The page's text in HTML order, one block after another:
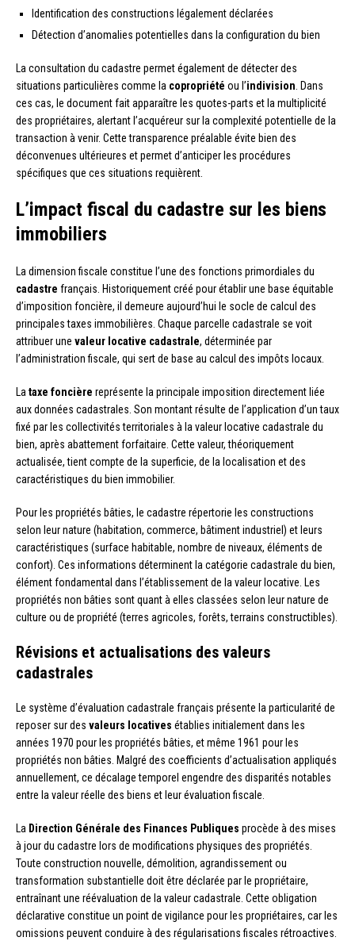
Identification des constructions légalement déclarées
Détection d’anomalies potentielles dans la configuration du bien
La consultation du cadastre permet également de détecter des
situations particulières comme la copropriété ou l’indivision. Dans
ces cas, le document fait apparaître les quotes-parts et la multiplicité
des propriétaires, alertant l’acquéreur sur la complexité potentielle de la
transaction à venir. Cette transparence préalable évite bien des
déconvenues ultérieures et permet d’anticiper les procédures
spécifiques que ces situations requièrent.
L’impact fiscal du cadastre sur les biens
immobiliers
La dimension fiscale constitue l’une des fonctions primordiales du
cadastre français. Historiquement créé pour établir une base équitable
d’imposition foncière, il demeure aujourd’hui le socle de calcul des
principales taxes immobilières. Chaque parcelle cadastrale se voit
attribuer une valeur locative cadastrale, déterminée par
l’administration fiscale, qui sert de base au calcul des impôts locaux.
Lataxe foncière représente la principale imposition directement liée
aux données cadastrales. Son montant résulte de l’application d’un taux
fixé par les collectivités territoriales à la valeur locative cadastrale du
bien, après abattement forfaitaire. Cette valeur, théoriquement
actualisée, tient compte de la superficie, de la localisation et des
caractéristiques du bien immobilier.
Pour les propriétés bâties, le cadastre répertorie les constructions
selon leur nature (habitation, commerce, bâtiment industriel) et leurs
caractéristiques (surface habitable, nombre de niveaux, éléments de
confort). Ces informations déterminent la catégorie cadastrale du bien,
élément fondamental dans l’établissement de la valeur locative. Les
propriétés non bâties sont quant à elles classées selon leur nature de
culture ou de propriété (terres agricoles, forêts, terrains constructibles).
Révisions et actualisations des valeurs
cadastrales
Le système d’évaluation cadastrale français présente la particularité de
reposer sur des valeurs locatives établies initialement dans les
années 1970 pour les propriétés bâties, et même 1961 pour les
propriétés non bâties. Malgré des coefficients d’actualisation appliqués
annuellement, ce décalage temporel engendre des disparités notables
entre la valeur réelle des biens et leur évaluation fiscale.
La Direction Générale des Finances Publiques procède à des mises
à jour du cadastre lors de modifications physiques des propriétés.
Toute construction nouvelle, démolition, agrandissement ou
transformation substantielle doit être déclarée par le propriétaire,
entraînant une réévaluation de la valeur cadastrale. Cette obligation
déclarative constitue un point de vigilance pour les propriétaires, car les
omissions peuvent conduire à des régularisations fiscales rétroactives.